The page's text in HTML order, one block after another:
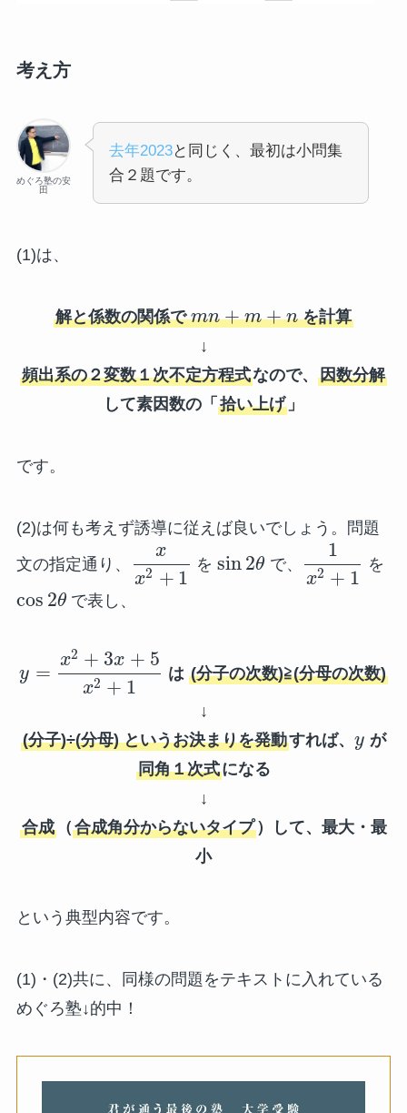
考え方
めぐろ塾の安
田
去年2023と同じく、最初は小問集
合２題です。
(1)は、
解と係数の関係でmn + m + nを計算
↓
頻出系の２変数１次不定方程式なので、 因数分解
して素因数の「 拾い上げ 」
です。
(2)は何も考えず誘導に従えば良いでしょう。問題
文の指定通り、
x
x2 + 1
をsin2θ で、
1
x2 + 1
を
cos 2θで表し、
y =
x2 + 3x + 5
x2 + 1
は (分子の次数)≧(分母の次数)
↓
(分子)÷(分母) というお決まりを発動すれば、y が
同角１次式になる
↓
合成 （ 合成角分からないタイプ ）して、最大・最
小
という典型内容です。
(1)・(2)共に、同様の問題をテキストに入れている
めぐろ塾↓的中！